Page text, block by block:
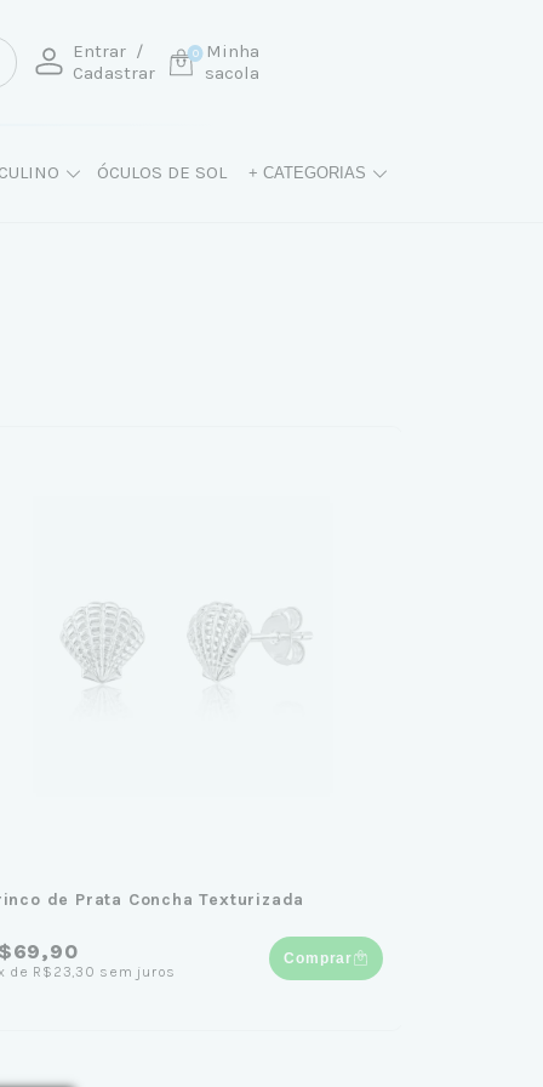
Entrar /
Cadastrar
Minha
sacola
0
ÓCULOS DE SOL + CATEGORIAS
de Prata Concha Texturizada
de R$23,30 sem juros
Comprar